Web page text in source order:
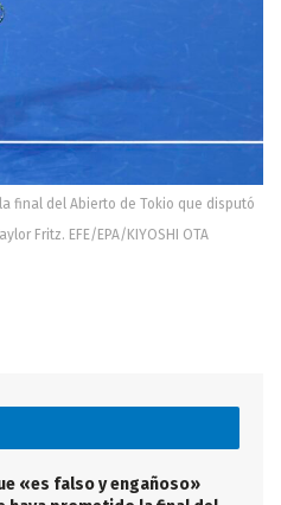
final del Abierto de Tokio que disputó
Fritz. EFE/EPA/KIYOSHI OTA
«es falso y engañoso»